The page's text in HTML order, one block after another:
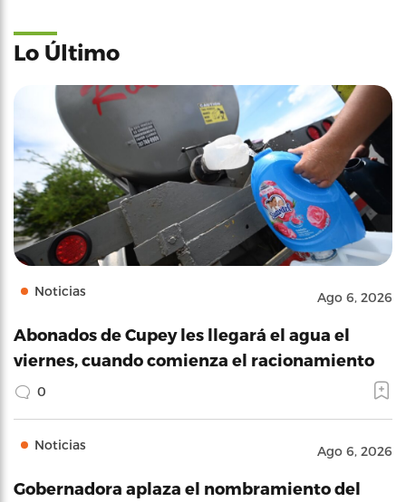
Lo Último
Noticias Ago 6, 2026
Abonados de Cupey les llegará el agua el
viernes, cuando comienza el racionamiento
0
Noticias Ago 6, 2026
Gobernadora aplaza el nombramiento del